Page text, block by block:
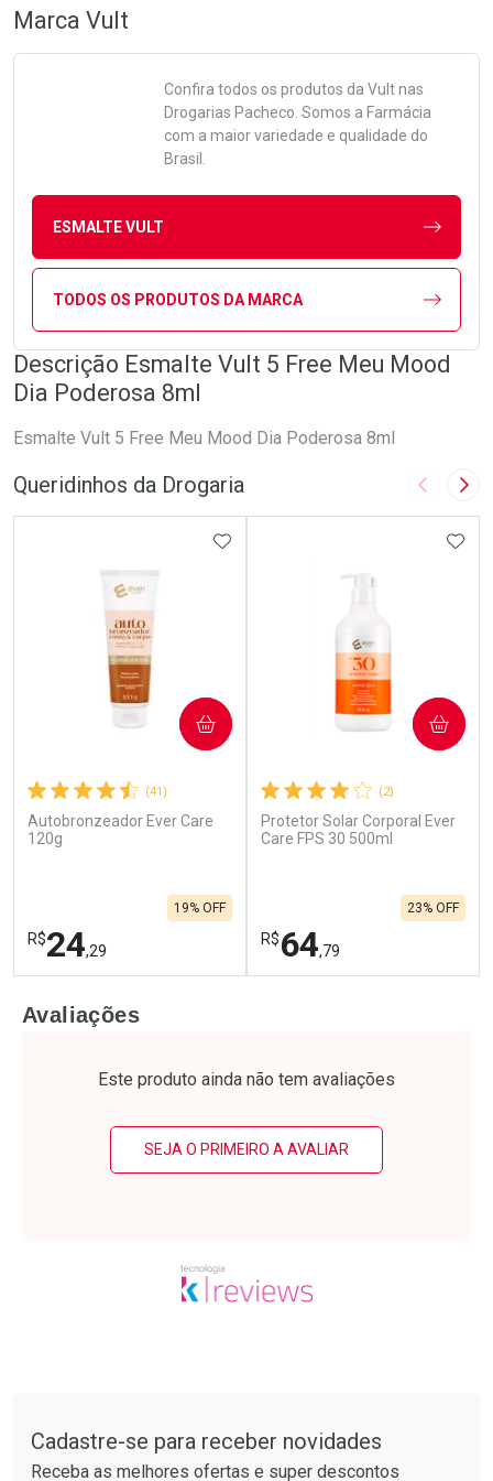
Marca Vult
Confira todos os produtos da Vultnas
Drogarias Pacheco. Somos a Farmácia
com a maior variedade e qualidade do
Brasil.
ESMALTE VULT
TODOS OS PRODUTOS DA MARCA
Descrição Esmalte Vult 5 Free Meu Mood
Dia Poderosa 8ml
Esmalte Vult 5 Free Meu Mood Dia Poderosa 8ml
Queridinhos da Drogaria Imagem
(41)
Autobronzeador Ever Care
120g
R$24,29
19% OFF
ADICIONAR AOS FAVORITOS
COMPRAR
Laboratório
Por R$ 24,29/cada
Por Menos
(2)
Protetor Solar Corporal Ever
Care FPS 30 500ml
R$64,79
23% OFF
COMPRAR
Laboratório
Por R$ 64,79/cada
Por Menos
Avaliações
Este produto ainda não tem avaliações
SEJA O PRIMEIRO A AVALIAR
Cadastre-se para receber novidades
Receba as melhores ofertas e super descontos